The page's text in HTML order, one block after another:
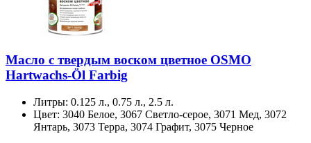
Масло с твердым воском цветное OSMO
Hartwachs-Öl Farbig
Литры: 0.125 л., 0.75 л., 2.5 л.
Цвет: 3040 Белое, 3067 Светло-серое, 3071 Мед, 3072
Янтарь, 3073 Терра, 3074 Графит, 3075 Черное